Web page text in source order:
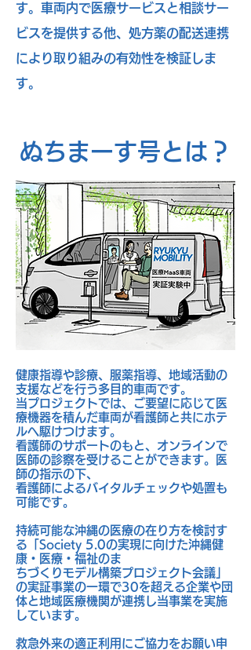
す。車両内で医療サービスと相談サー
ビスを提供する他、処方薬の配送連携
により取り組みの有効性を検証しま
す。
ぬちまーす号とは？
健康指導や診療、服薬指導、地域活動の
支援などを行う多目的車両です。
当プロジェクトでは、ご要望に応じて医
療機器を積んだ車両が看護師と共にホテ
ルへ駆けつけます。
看護師のサポートのもと、オンラインで
医師の診察を受けることができます。医
師の指示の下、
看護師によるバイタルチェックや処置も
可能です。
持続可能な沖縄の医療の在り方を検討す
る「Society 5.0の実現に向けた沖縄健
康・医療・福祉のま
ちづくりモデル構築プロジェクト会議」
の実証事業の一環で30を超える企業や団
体と地域医療機関が連携し当事業を実施
しています。
救急外来の適正利用にご協力をお願い申